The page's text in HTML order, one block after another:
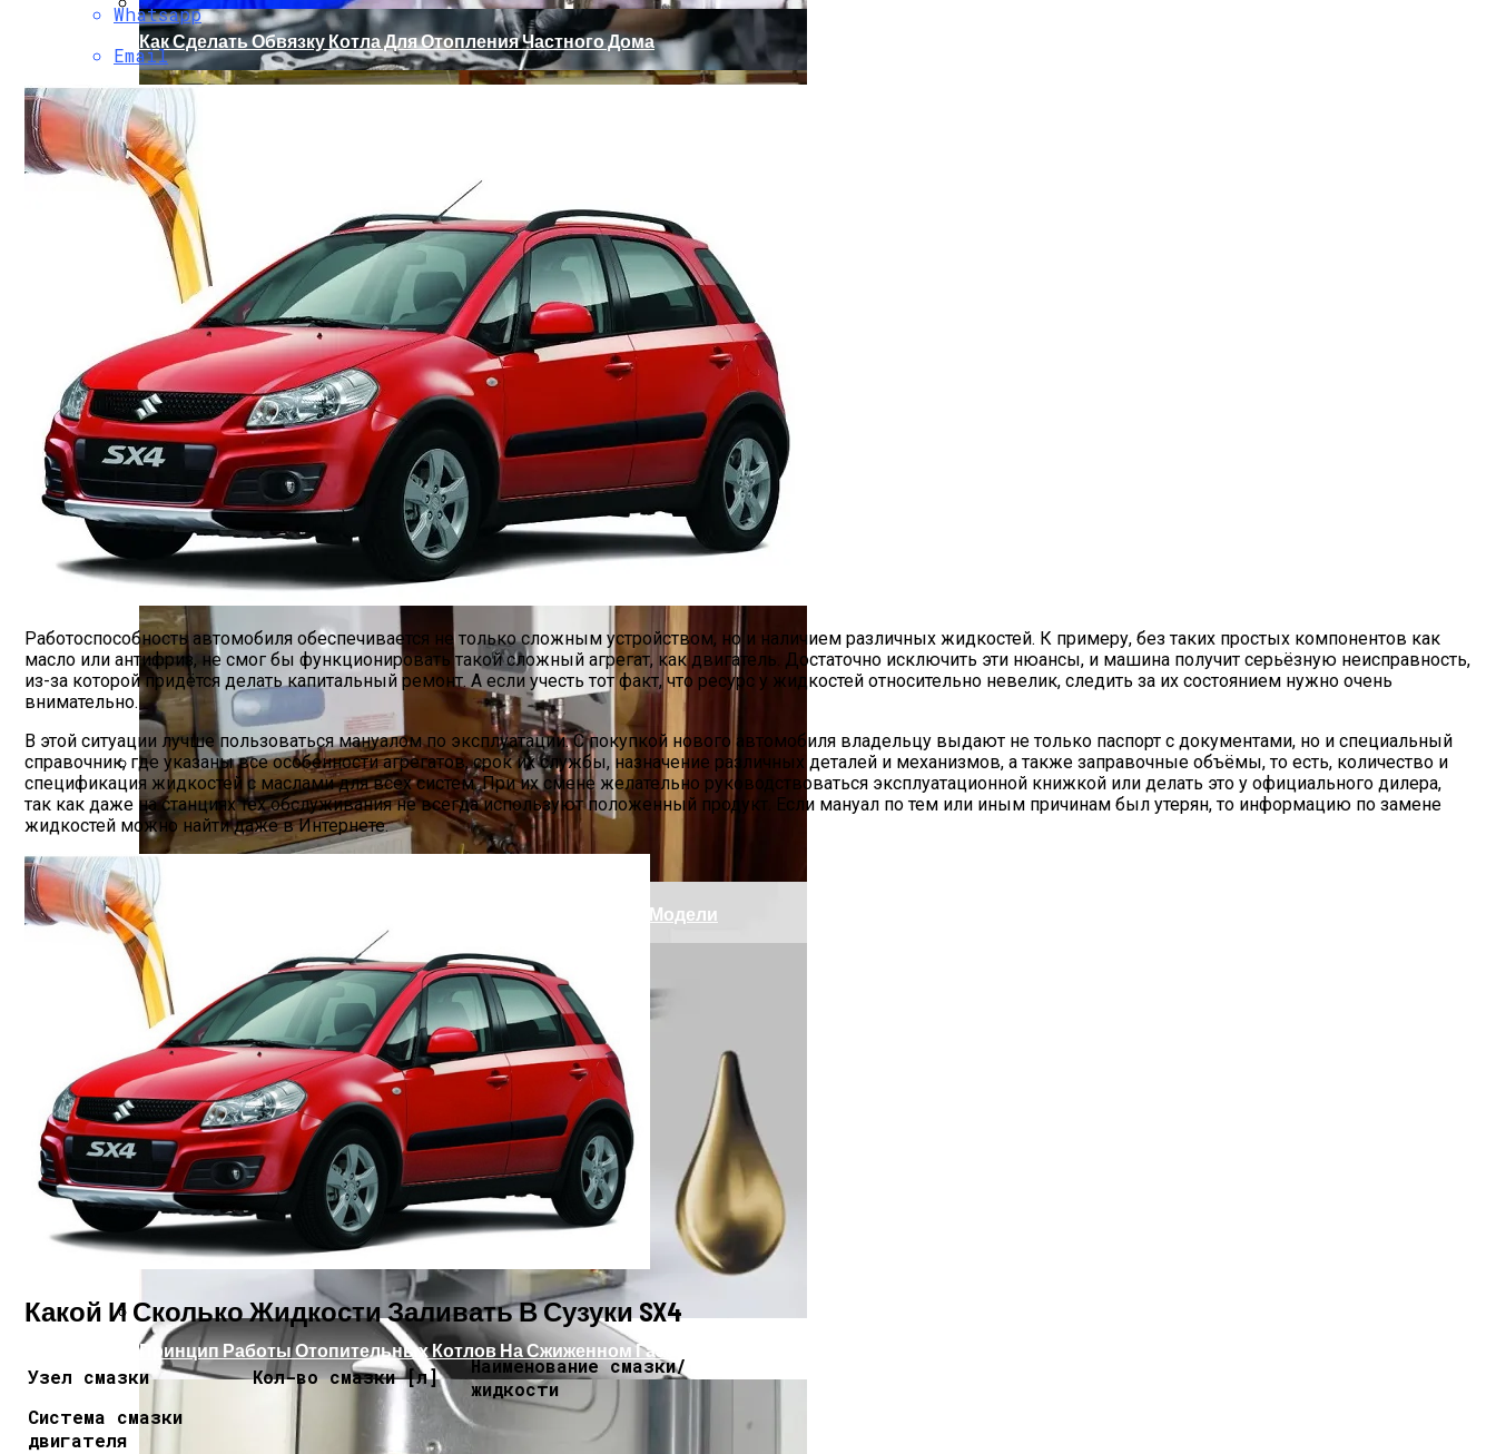
Почему Своевременный Ремонт VAG Помогает Избежать Серьезных Расходов
Какое Масло И Сколько Жидкости Заливать В Лифан Солано II
Какое Масло Лучше Всего Заливать В Коробку Передач
Как Сделать Обвязку Котла Для Отопления Частного Дома
Как Зажечь Отопительный Котел Конорд — Модельный Ряд И Неисправности
Основные Виды Газовых Котлов Беретта И Популярные Модели
Принцип Работы Отопительных Котлов На Сжиженном Газе
Whatsapp
Email
Работоспособность автомобиля обеспечивается не только сложным устройством, но и наличием различных жидкостей. К примеру, без таких простых компонентов как
масло или антифриз, не смог бы функционировать такой сложный агрегат, как двигатель. Достаточно исключить эти нюансы, и машина получит серьёзную неисправность,
из-за которой придётся делать капитальный ремонт. А если учесть тот факт, что ресурс у жидкостей относительно невелик, следить за их состоянием нужно очень
внимательно.
В этой ситуации лучше пользоваться мануалом по эксплуатации. С покупкой нового автомобиля владельцу выдают не только паспорт с документами, но и специальный
справочник, где указаны все особенности агрегатов, срок их службы, назначение различных деталей и механизмов, а также заправочные объёмы, то есть, количество и
спецификация жидкостей с маслами для всех систем. При их смене желательно руководствоваться эксплуатационной книжкой или делать это у официального дилера,
так как даже на станциях тех обслуживания не всегда используют положенный продукт. Если мануал по тем или иным причинам был утерян, то информацию по замене
жидкостей можно найти даже в Интернете.
Какой И Сколько Жидкости Заливать В Сузуки SX4
Узел смазки Кол-во смазки [л]
Наименование смазки/
жидкости
Система смазки
двигателя